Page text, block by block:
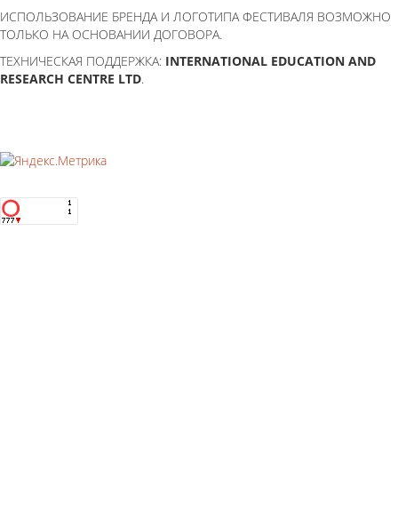
ИСПОЛЬЗОВАНИЕ БРЕНДА И ЛОГОТИПА ФЕСТИВАЛЯ ВОЗМОЖНО
ТОЛЬКО НА ОСНОВАНИИ ДОГОВОРА.
ТЕХНИЧЕСКАЯ ПОДДЕРЖКА: INTERNATIONAL EDUCATION AND
RESEARCH CENTRE LTD.